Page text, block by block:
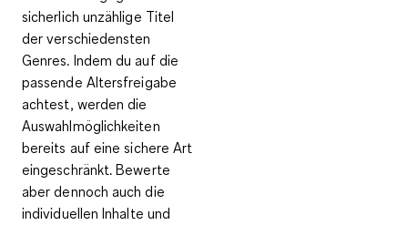
sicherlich unzählige Titel
der verschiedensten
Genres. Indem du auf die
passende Altersfreigabe
achtest, werden die
Auswahlmöglichkeiten
bereits auf eine sichere Art
eingeschränkt. Bewerte
aber dennoch auchdie
individuellen Inhalte und